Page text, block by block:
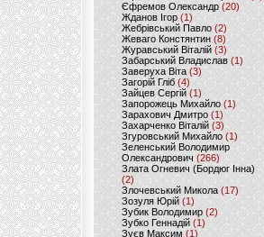
Єфремов Олександр (20)
Жданов Ігор (1)
Жебрівський Павло (2)
Жеваго Констянтин (8)
Журавський Віталій (3)
Забарський Владислав (1)
Заверуха Віта (3)
Загорій Гліб (4)
Зайцев Сергій(1)
Запорожець Михайло (1)
Зарахович Дмитро (1)
Захарченко Віталій (3)
Згуровський Михайло (1)
Зеленський Володимир
Олександрович (266)
Злата Огневич (Бордюг Інна)
(2)
Злочевський Микола(17)
Зозуля Юрій (1)
Зубик Володимир (2)
Зубко Геннадій (1)
Зуєв Максим(1)